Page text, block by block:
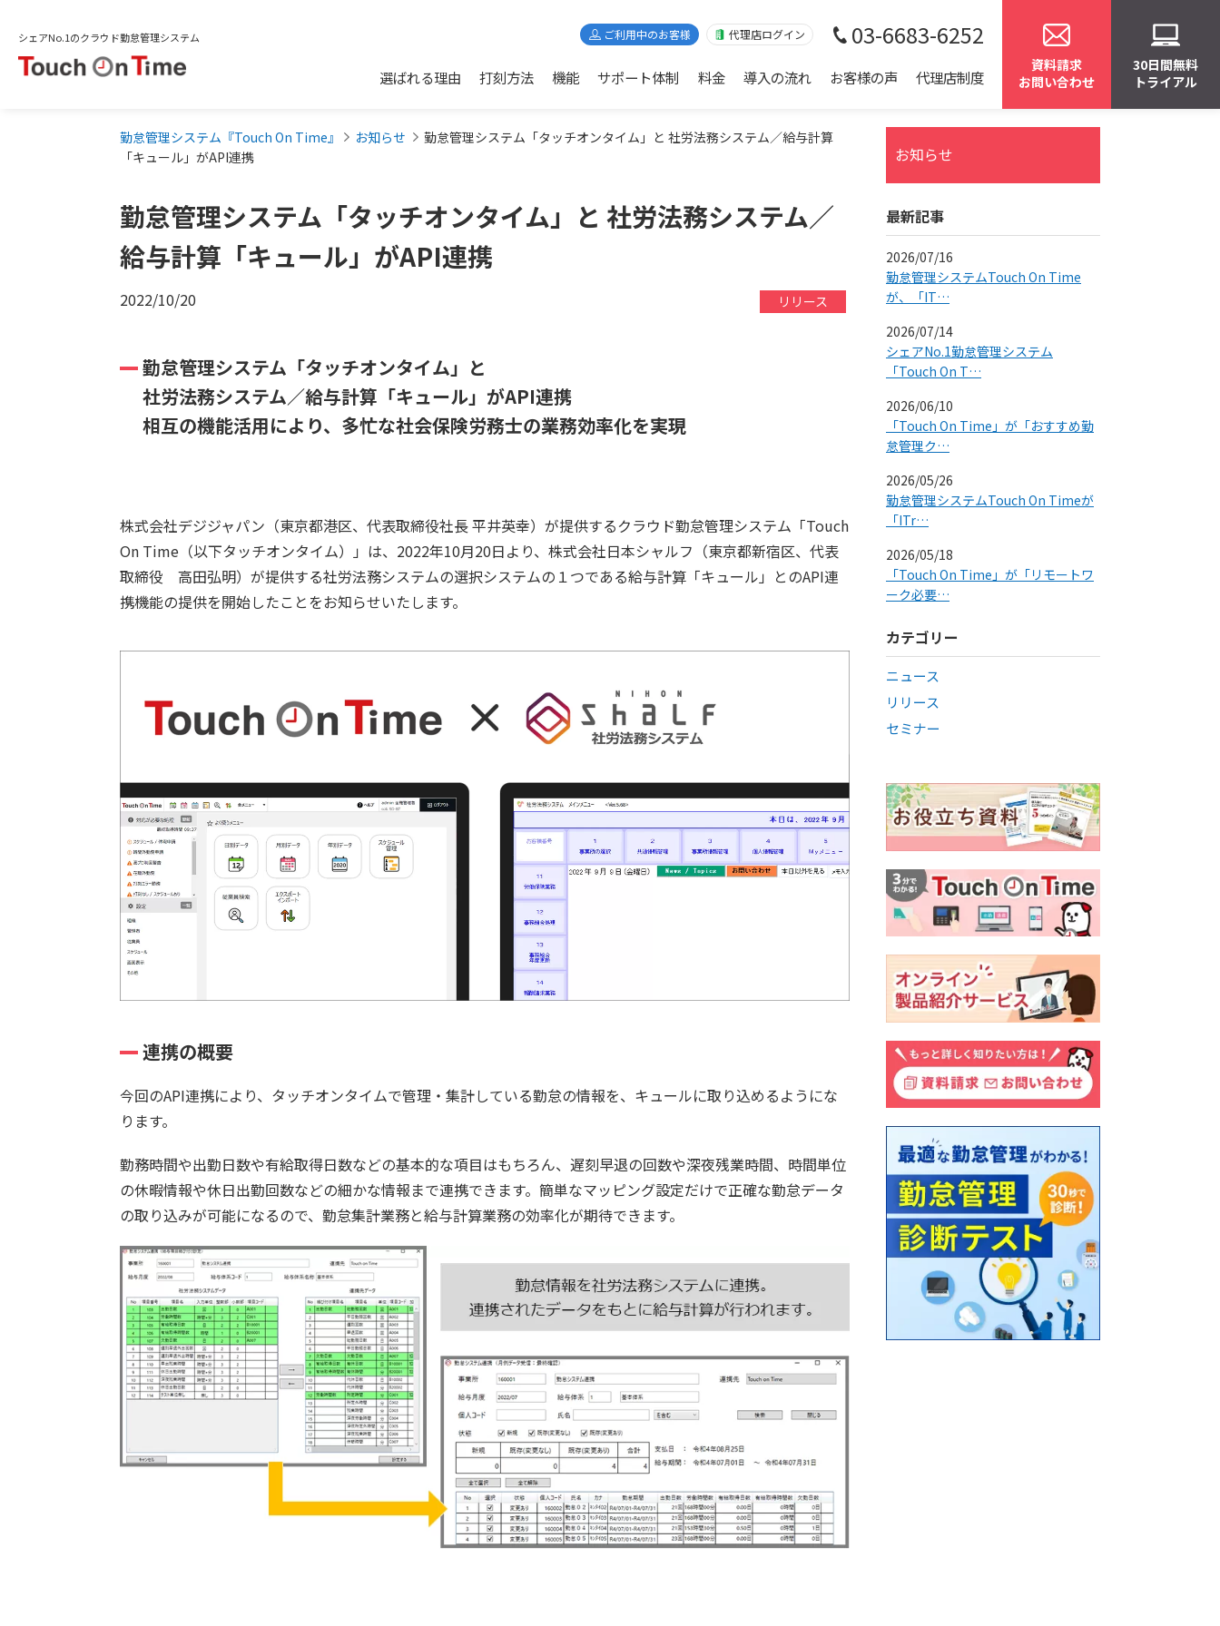
シェアNo.1のクラウド勤怠管理システム ご利用中のお客様 代理店ログイン 03-6683-6252
選ばれる理由 打刻方法 機能 サポート体制 料金 導入の流れ お客様の声 代理店制度
資料請求
お問い合わせ
30日間無料
トライアル
勤怠管理システム『Touch On Time』 お知らせ
勤怠管理システム「タッチオンタイム」と 社労法務システム／給与計算
「キュール」がAPI連携
勤怠管理システム「タッチオンタイム」と 社労法務システム／
給与計算「キュール」がAPI連携
2022/10/20 リリース
勤怠管理システム「タッチオンタイム」と
社労法務システム／給与計算「キュール」がAPI連携
相互の機能活用により、多忙な社会保険労務士の業務効率化を実現
株式会社デジジャパン（東京都港区、代表取締役社長 平井英幸）が提供するクラウド勤怠管理システム「Touch
On Time（以下タッチオンタイム）」は、2022年10月20日より、株式会社日本シャルフ（東京都新宿区、代表
取締役 高田弘明）が提供する社労法務システムの選択システムの１つである給与計算「キュール」とのAPI連
携機能の提供を開始したことをお知らせいたします。
連携の概要
今回のAPI連携により、タッチオンタイムで管理・集計している勤怠の情報を、キュールに取り込めるようにな
ります。
勤務時間や出勤日数や有給取得日数などの基本的な項目はもちろん、遅刻早退の回数や深夜残業時間、時間単位
の休暇情報や休日出勤回数などの細かな情報まで連携できます。簡単なマッピング設定だけで正確な勤怠データ
の取り込みが可能になるので、勤怠集計業務と給与計算業務の効率化が期待できます。
お知らせ
最新記事
2026/07/16
勤怠管理システムTouch On Time
が、「IT…
2026/07/14
シェアNo.1勤怠管理システム
「Touch On T…
2026/06/10
「Touch On Time」が「おすすめ勤
怠管理ク…
2026/05/26
勤怠管理システムTouch On Timeが
「ITr…
2026/05/18
「Touch On Time」が「リモートワ
ーク必要…
カテゴリー
ニュース
リリース
セミナー